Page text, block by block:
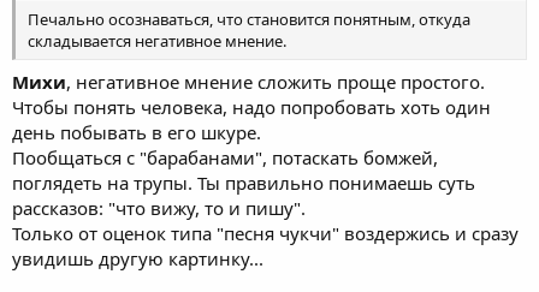
Печально осознаваться, что становится понятным, откуда
складывается негативное мнение.
Михи, негативное мнение сложить проще простого.
Чтобы понять человека, надо попробовать хоть один
день побывать в его шкуре.
Пообщаться с "барабанами", потаскать бомжей,
поглядеть на трупы. Ты правильно понимаешь суть
рассказов: "что вижу, то и пишу".
Только от оценок типа "песня чукчи" воздержись и сразу
увидишь другую картинку...